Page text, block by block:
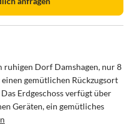
ruhigen Dorf Damshagen, nur 8
gemütlichen Rückzugsort
Erdgeschoss verfügt über
Geräten, ein gemütliches